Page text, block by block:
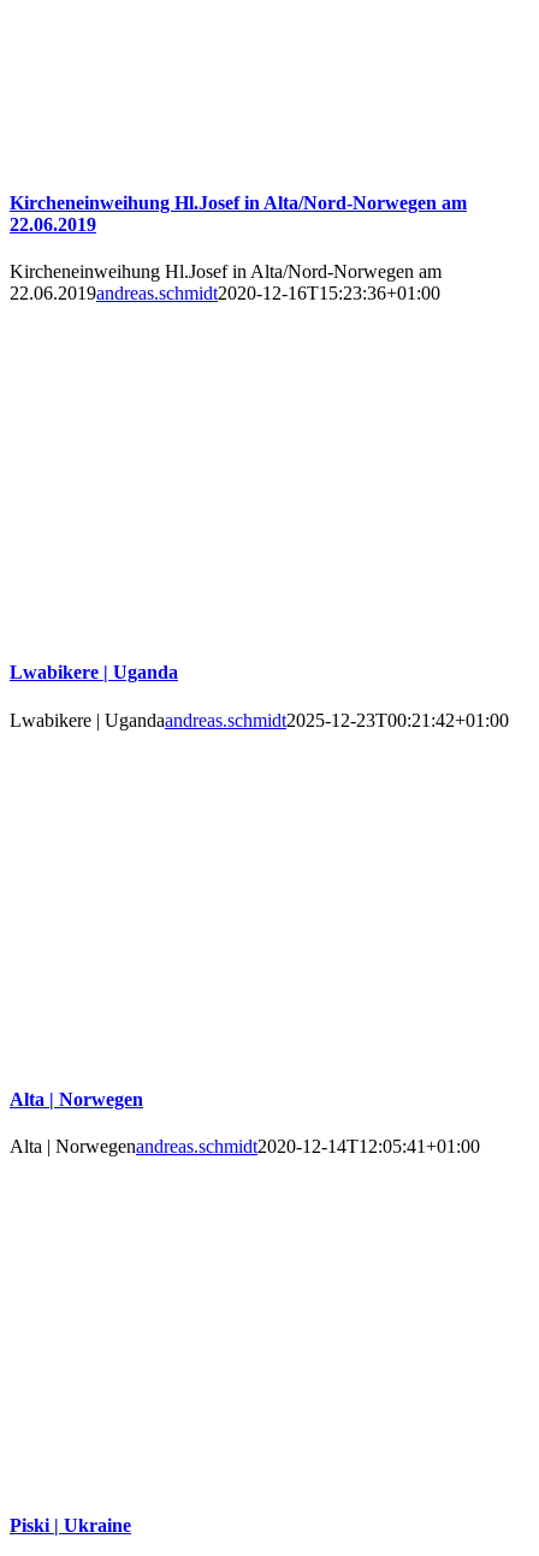
Kircheneinweihung Hl.Josef in Alta/Nord-Norwegen am
22.06.2019
Kircheneinweihung Hl.Josef in Alta/Nord-Norwegen am
22.06.2019andreas.schmidt2020-12-16T15:23:36+01:00
Lwabikere | Uganda
Lwabikere | Ugandaandreas.schmidt2025-12-23T00:21:42+01:00
Alta | Norwegen
Alta | Norwegenandreas.schmidt2020-12-14T12:05:41+01:00
Piski | Ukraine